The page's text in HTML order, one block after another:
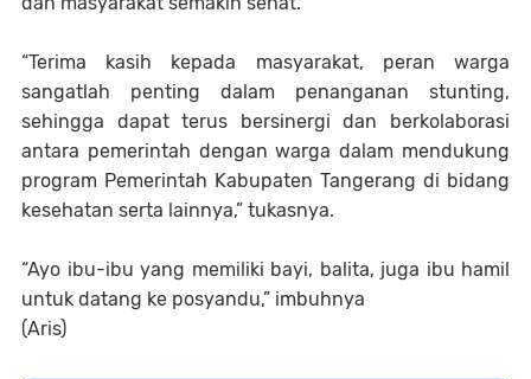
“Terima kasih kepada masyarakat, peran warga
sangatlah penting dalam penanganan stunting,
sehingga dapat terus bersinergi dan berkolaborasi
antara pemerintah dengan warga dalam mendukung
program Pemerintah Kabupaten Tangerang di bidang
kesehatan serta lainnya,” tukasnya.
“Ayo ibu-ibu yang memiliki bayi, balita, juga ibu hamil
untuk datang ke posyandu,” imbuhnya
(Aris)